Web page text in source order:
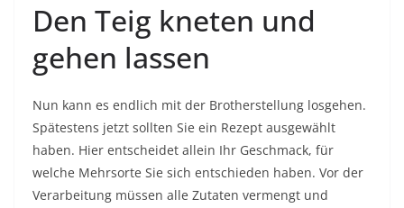
Den Teig kneten und
gehen lassen
Nun kann es endlich mit der Brotherstellung losgehen.
Spätestens jetzt sollten Sie ein Rezept ausgewählt
haben. Hier entscheidet allein Ihr Geschmack, für
welche Mehrsorte Sie sich entschieden haben. Vor der
Verarbeitung müssen alle Zutaten vermengt und